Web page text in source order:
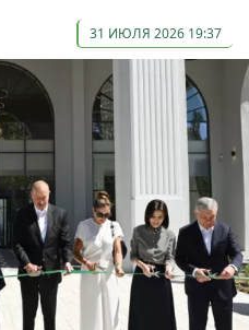
31 ИЮЛЯ 2026 19:37